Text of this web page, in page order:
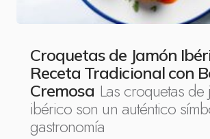
Croquetas de Jamón
Receta Tradicional con
Cremosa Las croquetas de
ibérico son un auténtico
gastronomía